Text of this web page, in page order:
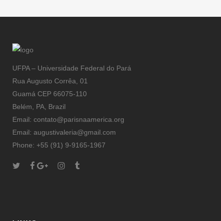
UFPA – Universidade Federal do Pará
Rua Augusto Corrêa, 01
Guamá CEP 66075-110
Belém, PA, Brazil
Email: contato@parisnaamerica.org
Email: augustivaleria@gmail.com
Phone: +55 (91) 9-9165-1967